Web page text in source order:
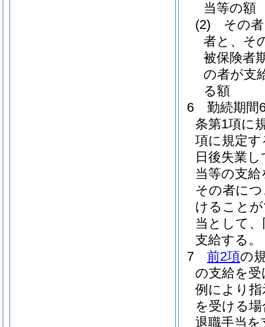
当等の額
(2)
その
者と、そ
被保険者
の者が支
る額
6
勤続期間
条第1項に
項に規定
日後失業
当等の支
その者に
けること
当として
支給する。
7
前2項の
の支給を
例により
を受ける
退職手当